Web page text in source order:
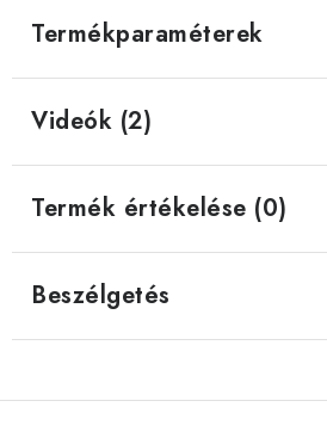
Termékparaméterek
Videók (2)
Termék értékelése (0)
Beszélgetés